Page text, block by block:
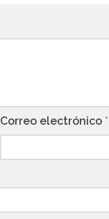
Correo electrónico*